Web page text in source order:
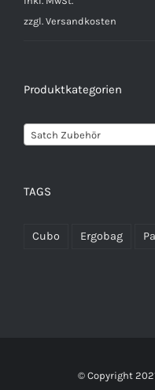
zzgl. Versandkosten
Produktkategorien
Satch Zubehör
TAGS
Cubo Ergobag
© Copyright